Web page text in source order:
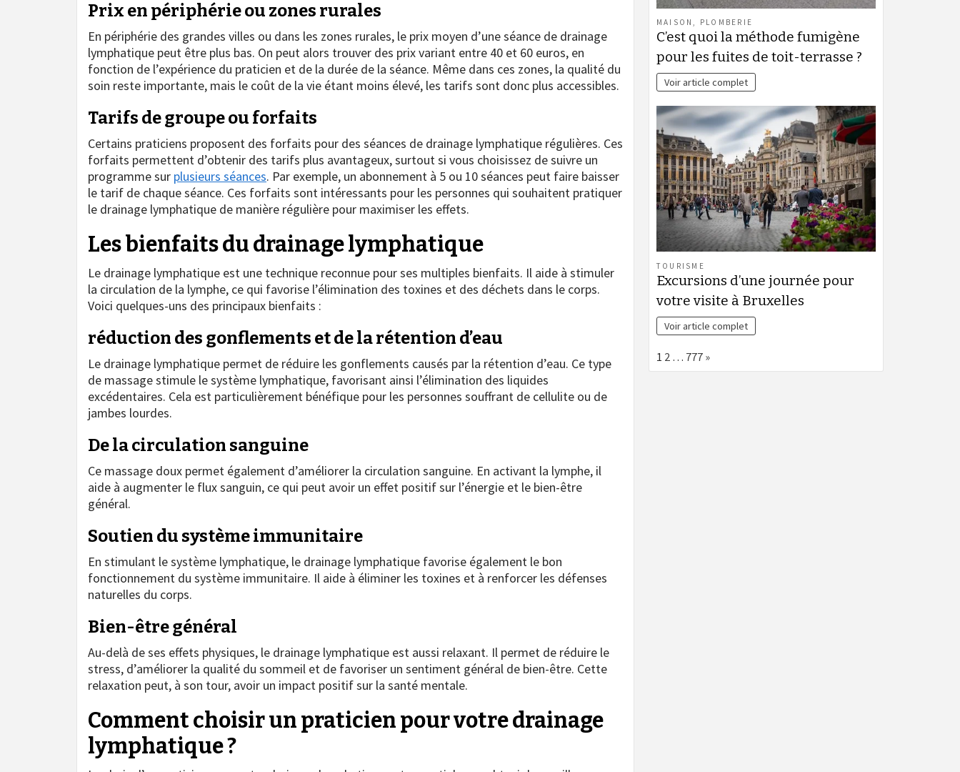
Prix en périphérie ou zones rurales
En périphérie des grandes villes ou dans les zones rurales, le prix moyen d’une séance de drainage
lymphatique peut être plus bas. On peut alors trouver des prix variant entre 40 et 60 euros, en
fonction de l’expérience du praticien et de la durée de la séance. Même dans ces zones, la qualité du
soin reste importante, mais le coût de la vie étant moins élevé, les tarifs sont donc plus accessibles.
Tarifs de groupe ou forfaits
Certains praticiens proposent des forfaits pour des séances de drainage lymphatique régulières. Ces
forfaits permettent d’obtenir des tarifs plus avantageux, surtout si vous choisissez de suivre un
programme sur plusieurs séances. Par exemple, un abonnement à 5 ou 10 séances peut faire baisser
le tarif de chaque séance. Ces forfaits sont intéressants pour les personnes qui souhaitent pratiquer
le drainage lymphatique de manière régulière pour maximiser les effets.
Les bienfaits du drainage lymphatique
Le drainage lymphatique est une technique reconnue pour ses multiples bienfaits. Il aide à stimuler
la circulation de la lymphe, ce qui favorise l’élimination des toxines et des déchets dans le corps.
Voici quelques-uns des principaux bienfaits :
réduction des gonflements et de la rétention d’eau
Le drainage lymphatique permet de réduire les gonflements causés par la rétention d’eau. Ce type
de massage stimule le système lymphatique, favorisant ainsi l’élimination des liquides
excédentaires. Cela est particulièrement bénéfique pour les personnes souffrant de cellulite ou de
jambes lourdes.
De la circulation sanguine
Ce massage doux permet également d’améliorer la circulation sanguine. En activant la lymphe, il
aide à augmenter le flux sanguin, ce qui peut avoir un effet positif sur l’énergie et le bien-être
général.
Soutien du système immunitaire
En stimulant le système lymphatique, le drainage lymphatique favorise également le bon
fonctionnement du système immunitaire. Il aide à éliminer les toxines et à renforcer les défenses
naturelles du corps.
Bien-être général
Au-delà de ses effets physiques, le drainage lymphatique est aussi relaxant. Il permet de réduire le
stress, d’améliorer la qualité du sommeil et de favoriser un sentiment général de bien-être. Cette
relaxation peut, à son tour, avoir un impact positif sur la santé mentale.
Comment choisir un praticien pour votre drainage
lymphatique ?
MAISON, PLOMBERIE
C’est quoi la méthode fumigène
pour les fuites de toit-terrasse ?
Voir article complet
TOURISME
Excursions d’une journée pour
votre visite à Bruxelles
Voir article complet
Page:
1 2 … 777 Next
»